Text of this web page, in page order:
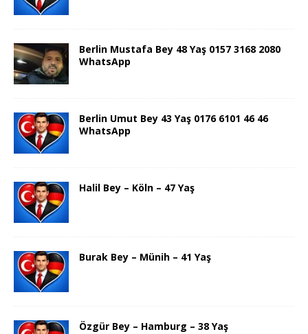
Berlin Mustafa Bey 48 Yaş 0157 3168 2080
WhatsApp
Berlin Umut Bey 43 Yaş 0176 6101 46 46
WhatsApp
Halil Bey – Köln – 47 Yaş
Burak Bey – Münih – 41 Yaş
Özgür Bey – Hamburg – 38 Yaş